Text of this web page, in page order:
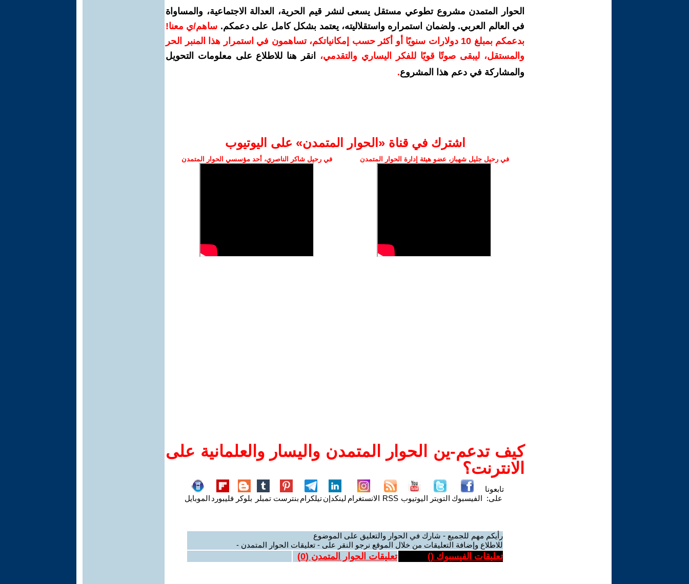
الحوار المتمدن مشروع تطوعي مستقل يسعى لنشر قيم الحرية، العدالة الاجتماعية، والمساواة
في العالم العربي. ولضمان استمراره واستقلاليته، يعتمد بشكل كامل على دعمكم. ساهم/ي معنا!
بدعمكم بمبلغ 10 دولارات سنويًا أو أكثر حسب إمكانياتكم، تساهمون في استمرار هذا المنبر الحر
والمستقل، ليبقى صوتًا قويًا للفكر اليساري والتقدمي،
انقر هنا للاطلاع على معلومات التحويل
والمشاركة في دعم هذا المشروع.
اشترك في قناة ‫«الحوار المتمدن» على اليوتيوب
في رحيل جليل شهباز، عضو هيئة إدارة الحوار المتمدن في رحيل شاكر الناصري، أحد مؤسسي الحوار المتمدن
كيف تدعم-ين الحوار المتمدن واليسار والعلمانية على
الانترنت؟
تابعونا
على: الفيسبوك التويتر اليوتيوب RSS الانستغرام لينكدإنتيلكرام بنترست تمبلر بلوكر فليبورد الموبايل
رأيكم مهم للجميع - شارك في الحوار والتعليق على الموضوع
للاطلاع وإضافة التعليقات من خلال الموقع نرجو النقر على - تعليقات الحوار المتمدن -
تعليقات الفيسبوك () تعليقات الحوار المتمدن (0
)